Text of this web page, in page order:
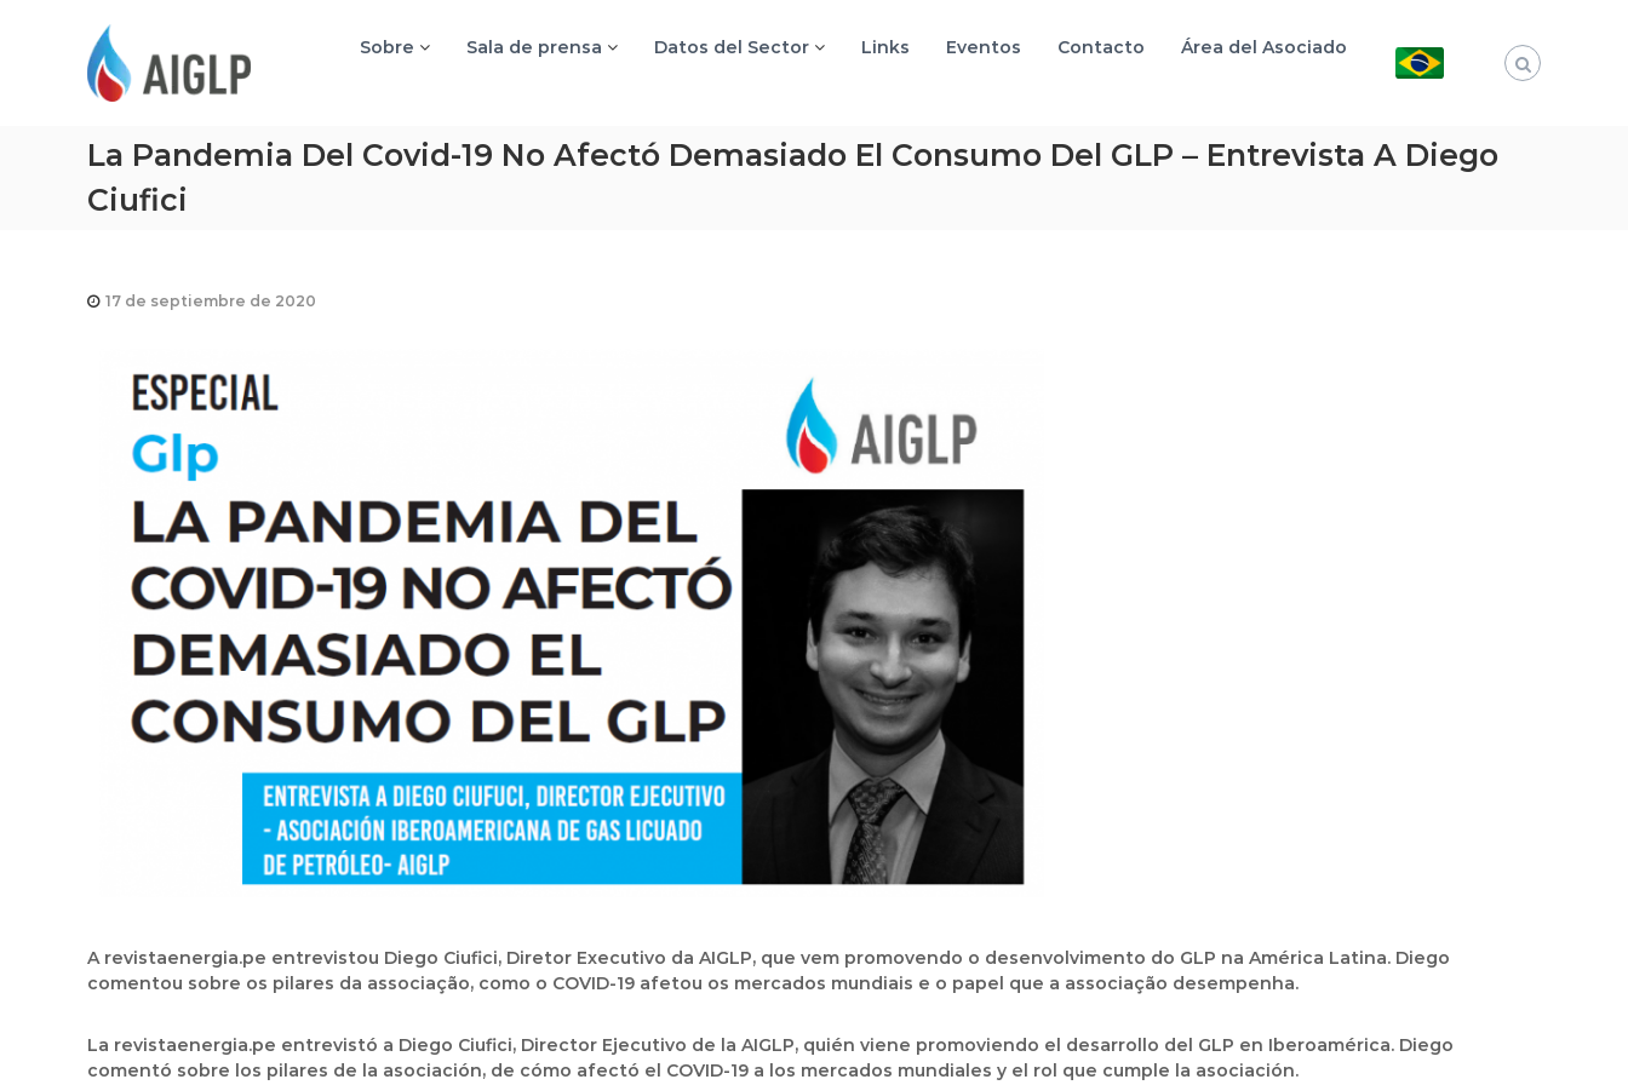
Sobre Sala de prensa Datos del Sector Links Eventos Contacto Área del Asociado
La Pandemia Del Covid-19 No Afectó Demasiado El Consumo Del GLP – Entrevista A Diego
Ciufici
17 de septiembre de 2020
A revistaenergia.pe entrevistou Diego Ciufici, Diretor Executivo da AIGLP, que vem promovendo o desenvolvimento do GLP na América Latina. Diego
comentou sobre os pilares da associação, como o COVID-19 afetou os mercados mundiais e o papel que a associação desempenha.
La revistaenergia.pe entrevistó a Diego Ciufici, Director Ejecutivo de la AIGLP, quién viene promoviendo el desarrollo del GLP en Iberoamérica. Diego
comentó sobre los pilares de la asociación, de cómo afectó el COVID-19 a los mercados mundiales y el rol que cumple la asociación.